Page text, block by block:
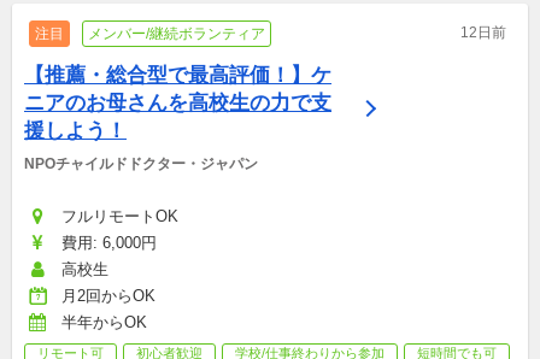
注目 メンバー/継続ボランティア 12日前
【推薦・総合型で最高評価！】ケ
ニアのお母さんを高校生の力で支
援しよう！
NPOチャイルドドクター・ジャパン
フルリモートOK
費用: 6,000円
高校生
月2回からOK
半年からOK
リモート可 初心者歓迎 学校/仕事終わりから参加
短時間でも可